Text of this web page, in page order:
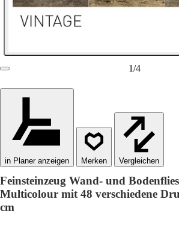
1/4
in Planer anzeigen Vergleichen
Feinsteinzeug Wand- und
Multicolour mit 48 verschiedene
cm